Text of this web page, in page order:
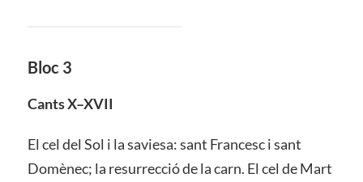
Bloc 3
Cants X–XVII
El cel del Sol i la saviesa: sant Francesc i sant
Domènec; la resurrecció de la carn. El cel de Mart